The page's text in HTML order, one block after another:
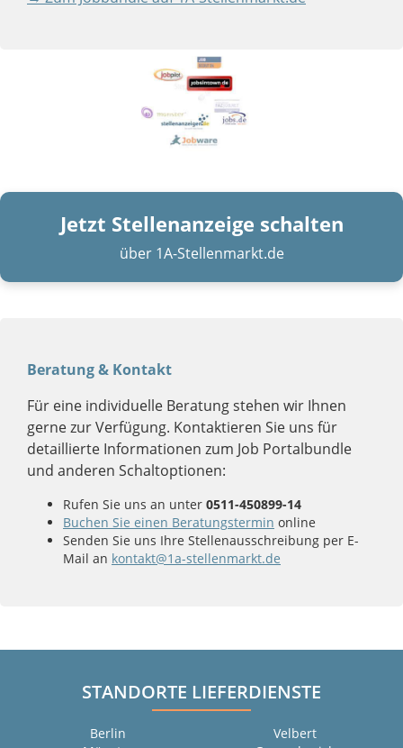
Jetzt Stellenanzeige schalten
über 1A-Stellenmarkt.de
Beratung & Kontakt
Für eine individuelle Beratung stehen wir Ihnen
gerne zur Verfügung. Kontaktieren Sie uns für
detaillierte Informationen zum Job Portalbundle
und anderen Schaltoptionen:
Rufen Sie uns an unter 0511-450899-14
Buchen Sie einen Beratungstermin online
Senden Sie uns Ihre Stellenausschreibung per E-
Mail an kontakt@1a-stellenmarkt.de
STANDORTE LIEFERDIENSTE
Berlin
Velbert